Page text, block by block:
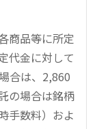
商品等に所定
代金に対して
合は、2,860
の場合は銘柄
手数料）およ